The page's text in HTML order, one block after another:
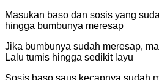
Masukan baso dan sosis yang
hingga bumbunya meresap
Jika bumbunya sudah meresap,
Lalu tumis hingga sedikit layu
Sosis baso saus kecapnya sudah